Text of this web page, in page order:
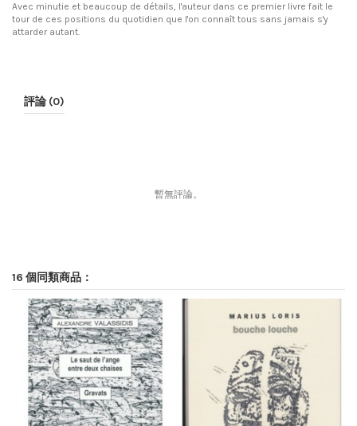
Avec minutie et beaucoup de détails, l'auteur dans ce premier livre fait le
tour de ces positions du quotidien que l'on connaît tous sans jamais s'y
attarder autant.
評論 (0)
暫無評論。
16 個同類商品：